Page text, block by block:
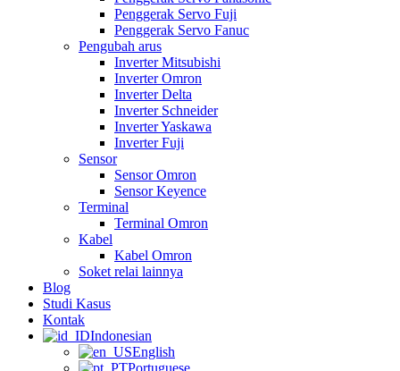
Penggerak Servo Fuji
Penggerak Servo Fanuc
Pengubah arus
Inverter Mitsubishi
Inverter Omron
Inverter Delta
Inverter Schneider
Inverter Yaskawa
Inverter Fuji
Sensor
Sensor Omron
Sensor Keyence
Terminal
Terminal Omron
Kabel
Kabel Omron
Soket relai lainnya
Blog
Studi Kasus
Kontak
Indonesian
English
Portuguese